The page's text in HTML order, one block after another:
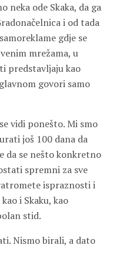
neka ode Skaka, da ga
i od tada
gdje se
mrežama, u
predstavljaju kao
govori samo
vidi ponešto. Mi smo
još 100 dana da
da se nešto konkretno
spremni za sve
ispraznosti i
i Skaku, kao
stid.
Nismo birali, a dato